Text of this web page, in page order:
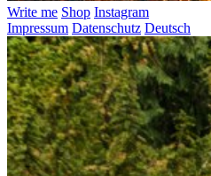
Write me Shop Instagram
Impressum Datenschutz Deutsch